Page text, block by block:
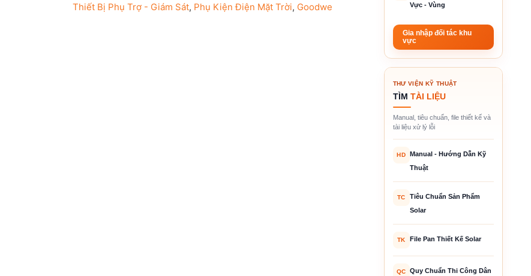
Thiết Bị Phụ Trợ - Giám Sát, Phụ Kiện Điện Mặt Trời, Goodwe
Vực - Vùng
Gia nhập đối tác khu
vực
THƯ VIỆN KỸ THUẬT
TÌM TÀI LIỆU
Manual, tiêu chuẩn, file thiết kế và
tài liệu xử lý lỗi
HD
Manual - Hướng Dẫn Kỹ
Thuật
TC
Tiêu Chuẩn Sản Phẩm
Solar
TK File Pan Thiết Kế Solar
QC
Quy Chuẩn Thi Công Dân